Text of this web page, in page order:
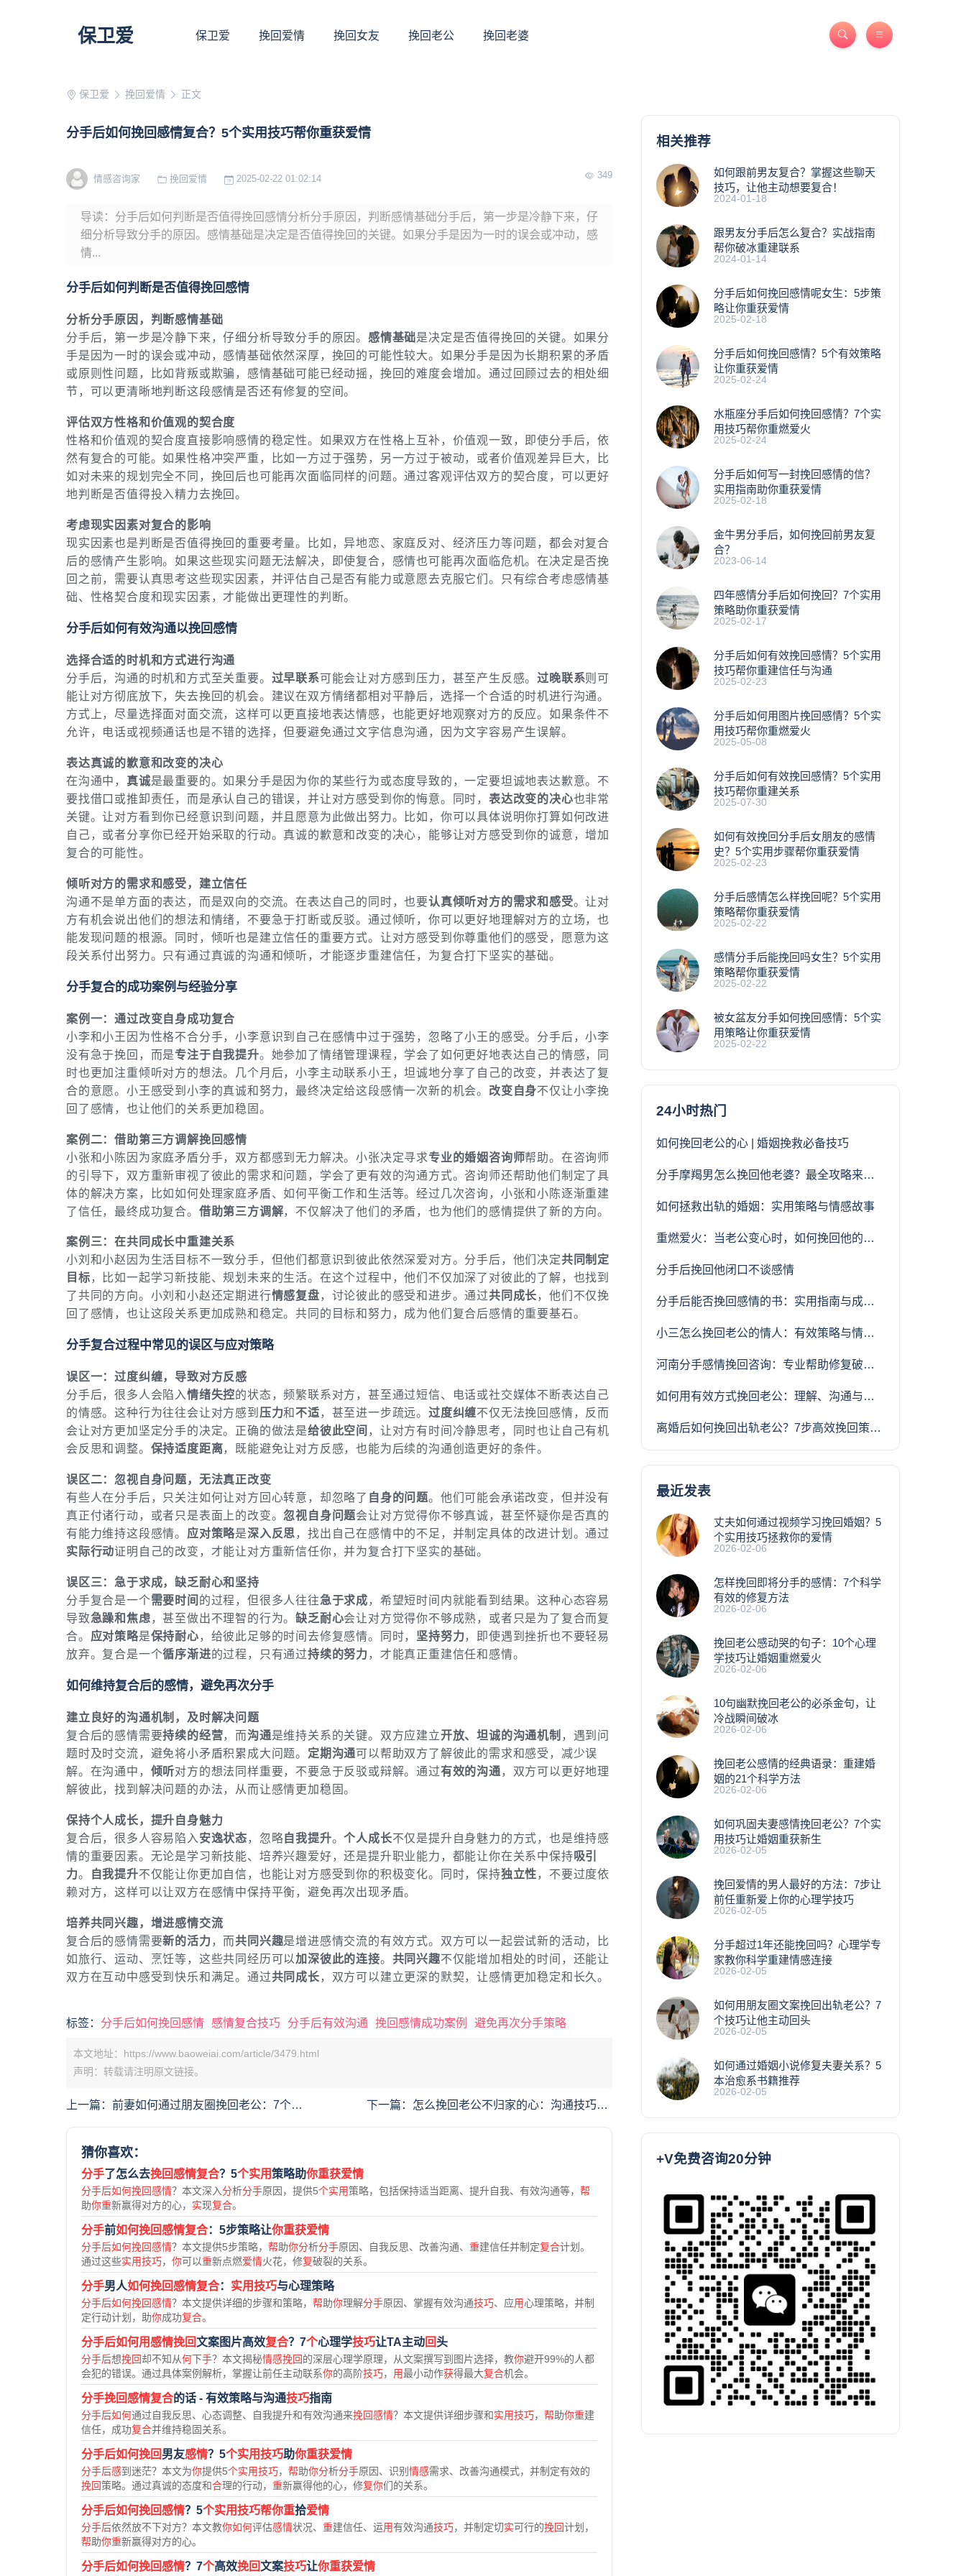
保卫爱 保卫爱 挽回爱情 挽回女友 挽回老公 挽回老婆
保卫爱 挽回爱情 正文
分手后如何挽回感情复合？5个实用技巧帮你重获爱情
情感咨询家 挽回爱情 2025-02-22 01:02:14 349
导读：分手后如何判断是否值得挽回感情分析分手原因，判断感情基础分手后，第一步是冷静下来，仔
细分析导致分手的原因。感情基础是决定是否值得挽回的关键。如果分手是因为一时的误会或冲动，感
情...
分手后如何判断是否值得挽回感情
分析分手原因，判断感情基础
分手后，第一步是冷静下来，仔细分析导致分手的原因。 感情基础是决定是否值得挽回的关键。如果分
手是因为一时的误会或冲动，感情基础依然深厚，挽回的可能性较大。如果分手是因为长期积累的矛盾
或原则性问题，比如背叛或欺骗，感情基础可能已经动摇，挽回的难度会增加。通过回顾过去的相处细
节，可以更清晰地判断这段感情是否还有修复的空间。
评估双方性格和价值观的契合度
性格和价值观的契合度直接影响感情的稳定性。如果双方在性格上互补，价值观一致，即使分手后，依
然有复合的可能。如果性格冲突严重，比如一方过于强势，另一方过于被动，或者价值观差异巨大，比
如对未来的规划完全不同，挽回后也可能再次面临同样的问题。通过客观评估双方的契合度，可以更好
地判断是否值得投入精力去挽回。
考虑现实因素对复合的影响
现实因素也是判断是否值得挽回的重要考量。比如，异地恋、家庭反对、经济压力等问题，都会对复合
后的感情产生影响。如果这些现实问题无法解决，即使复合，感情也可能再次面临危机。在决定是否挽
回之前，需要认真思考这些现实因素，并评估自己是否有能力或意愿去克服它们。只有综合考虑感情基
础、性格契合度和现实因素，才能做出更理性的判断。
分手后如何有效沟通以挽回感情
选择合适的时机和方式进行沟通
分手后，沟通的时机和方式至关重要。 过早联系可能会让对方感到压力，甚至产生反感。过晚联系则可
能让对方彻底放下，失去挽回的机会。建议在双方情绪都相对平静后，选择一个合适的时机进行沟通。
方式上，尽量选择面对面交流，这样可以更直接地表达情感，也能更好地观察对方的反应。如果条件不
允许，电话或视频通话也是不错的选择，但要避免通过文字信息沟通，因为文字容易产生误解。
表达真诚的歉意和改变的决心
在沟通中， 真诚是最重要的。如果分手是因为你的某些行为或态度导致的，一定要坦诚地表达歉意。不
要找借口或推卸责任，而是承认自己的错误，并让对方感受到你的悔意。同时， 表达改变的决心也非常
关键。让对方看到你已经意识到问题，并且愿意为此做出努力。比如，你可以具体说明你打算如何改进
自己，或者分享你已经开始采取的行动。真诚的歉意和改变的决心，能够让对方感受到你的诚意，增加
复合的可能性。
倾听对方的需求和感受，建立信任
沟通不是单方面的表达，而是双向的交流。在表达自己的同时，也要认真倾听对方的需求和感受。让对
方有机会说出他们的想法和情绪，不要急于打断或反驳。通过倾听，你可以更好地理解对方的立场，也
能发现问题的根源。同时，倾听也是建立信任的重要方式。让对方感受到你尊重他们的感受，愿意为这
段关系付出努力。只有通过真诚的沟通和倾听，才能逐步重建信任，为复合打下坚实的基础。
分手复合的成功案例与经验分享
案例一：通过改变自身成功复合
小李和小王因为性格不合分手，小李意识到自己在感情中过于强势，忽略了小王的感受。分手后，小李
没有急于挽回，而是专注于自我提升。她参加了情绪管理课程，学会了如何更好地表达自己的情感，同
时也更加注重倾听对方的想法。几个月后，小李主动联系小王，坦诚地分享了自己的改变，并表达了复
合的意愿。小王感受到小李的真诚和努力，最终决定给这段感情一次新的机会。 改变自身不仅让小李挽
回了感情，也让他们的关系更加稳固。
案例二：借助第三方调解挽回感情
小张和小陈因为家庭矛盾分手，双方都感到无力解决。小张决定寻求专业的婚姻咨询师帮助。在咨询师
的引导下，双方重新审视了彼此的需求和问题，学会了更有效的沟通方式。咨询师还帮助他们制定了具
体的解决方案，比如如何处理家庭矛盾、如何平衡工作和生活等。经过几次咨询，小张和小陈逐渐重建
了信任，最终成功复合。 借助第三方调解，不仅解决了他们的矛盾，也为他们的感情提供了新的方向。
案例三：在共同成长中重建关系
小刘和小赵因为生活目标不一致分手，但他们都意识到彼此依然深爱对方。分手后，他们决定共同制定
目标 ，比如一起学习新技能、规划未来的生活。在这个过程中，他们不仅加深了对彼此的了解，也找到
了共同的方向。小刘和小赵还定期进行情感复盘 ，讨论彼此的感受和进步。通过共同成长 ，他们不仅挽
回了感情，也让这段关系更加成熟和稳定。共同的目标和努力，成为他们复合后感情的重要基石。
分手复合过程中常见的误区与应对策略
误区一：过度纠缠，导致对方反感
分手后，很多人会陷入情绪失控的状态，频繁联系对方，甚至通过短信、电话或社交媒体不断表达自己
的情感。这种行为往往会让对方感到 压力和 不适 ，甚至进一步疏远。过度纠缠不仅无法挽回感情，反而
会让对方更加坚定分手的决定。正确的做法是给彼此空间 ，让对方有时间冷静思考，同时也让自己有机
会反思和调整。 保持适度距离，既能避免让对方反感，也能为后续的沟通创造更好的条件。
误区二：忽视自身问题，无法真正改变
有些人在分手后，只关注如何让对方回心转意，却忽略了 自身的问题。他们可能会承诺改变，但并没有
真正付诸行动，或者只是表面上的改变。 忽视自身问题会让对方觉得你不够真诚，甚至怀疑你是否真的
有能力维持这段感情。 应对策略是深入反思 ，找出自己在感情中的不足，并制定具体的改进计划。通过
实际行动证明自己的改变，才能让对方重新信任你，并为复合打下坚实的基础。
误区三：急于求成，缺乏耐心和坚持
分手复合是一个需要时间 的过程，但很多人往往急于求成 ，希望短时间内就能看到结果。这种心态容易
导致急躁和焦虑 ，甚至做出不理智的行为。缺乏耐心会让对方觉得你不够成熟，或者只是为了复合而复
合。 应对策略是保持耐心 ，给彼此足够的时间去修复感情。同时， 坚持努力 ，即使遇到挫折也不要轻易
放弃。复合是一个循序渐进的过程，只有通过持续的努力 ，才能真正重建信任和感情。
如何维持复合后的感情，避免再次分手
建立良好的沟通机制，及时解决问题
复合后的感情需要持续的经营，而沟通是维持关系的关键。双方应建立开放、坦诚的沟通机制 ，遇到问
题时及时交流，避免将小矛盾积累成大问题。 定期沟通可以帮助双方了解彼此的需求和感受，减少误
解。在沟通中， 倾听对方的想法同样重要，不要急于反驳或辩解。通过有效的沟通 ，双方可以更好地理
解彼此，找到解决问题的办法，从而让感情更加稳固。
保持个人成长，提升自身魅力
复合后，很多人容易陷入 安逸状态 ，忽略自我提升。个人成长不仅是提升自身魅力的方式，也是维持感
情的重要因素。无论是学习新技能、培养兴趣爱好，还是提升职业能力，都能让你在关系中保持吸引
力。 自我提升不仅能让你更加自信，也能让对方感受到你的积极变化。同时，保持独立性 ，不要过度依
赖对方，这样可以让双方在感情中保持平衡，避免再次出现矛盾。
培养共同兴趣，增进感情交流
复合后的感情需要新的活力 ，而共同兴趣是增进感情交流的有效方式。双方可以一起尝试新的活动，比
如旅行、运动、烹饪等，这些共同经历可以加深彼此的连接。 共同兴趣不仅能增加相处的时间，还能让
双方在互动中感受到快乐和满足。通过共同成长 ，双方可以建立更深的默契，让感情更加稳定和长久。
标签： 分手后如何挽回感情 感情复合技巧 分手后有效沟通 挽回感情成功案例 避免再次分手策略
本文地址：https://www.baoweiai.com/article/3479.html
声明：转载请注明原文链接。
上一篇： 前妻如何通过朋友圈挽回老公：7个实
下一篇： 怎么挽回老公不归家的心：沟通技巧与
猜你喜欢：
分手了怎么去挽回感情复合？5个实用策略助你重获爱情
分手后如何挽回感情？本文深入分析分手原因，提供5个实用策略，包括保持适当距离、提升自我、有效沟通等， 帮
助你重新赢得对方的心， 实现复合。
分手前如何挽回感情复合：5步策略让你重获爱情
分手后如何挽回感情？本文提供5步策略， 帮助你分析分手原因、自我反思、改善沟通、 重建信任并制定复合计划。
通过这些实用技巧， 你可以重新点燃爱情火花，修复破裂的关系。
分手男人如何挽回感情复合： 实用技巧与心理策略
分手后如何挽回感情？本文提供详细的步骤和策略， 帮助你理解分手原因、掌握有效沟通技巧、应用心理策略，并制
定行动计划，助你成功复合。
分手后如何用感情挽回文案图片高效复合？7个心理学技巧让TA主动回 头
分手后想挽回却不知从何下手？本文揭秘情感挽回的深层心理学原理，从文案撰写到图片选择，教你避开99%的人都
会犯的错误。通过具体案例解析，掌握让前任主动联系你的高阶技巧， 用最小动作获得最大复合机会。
分手挽回感情复合的话 - 有效策略与沟通技巧指南
分手后如何通过自我反思、心态调整、自我提升和有效沟通来挽回感情？本文提供详细步骤和实用技巧， 帮助你重建
信任，成功复合并维持稳固关系。
分手后如何挽回 男友感情？5个实用技巧助你重获爱情
分手后感到迷茫？本文为你提供5个实用技巧， 帮助你分析分手原因、识别 情感需求、改善沟通模式，并制定有效的
挽回策略。通过真诚的态度和合理的行动， 重新赢得他的心，修复你们的关系。
分手后如何挽回感情？5个实用技巧帮你重拾爱情
分手后依然放不下对方？本文教你如何评估感情状况、 重建信任、运用有效沟通技巧，并制定切实可行的挽回计划，
帮助你重新赢得对方的心。
分手后如何挽回感情？7个高效挽回文案技巧让你重获爱情
相关推荐
如何跟前男友复合？掌握这些聊天
技巧，让他主动想要复合！
2024-01-18
跟男友分手后怎么复合？实战指南
帮你破冰重建联系
2024-01-14
分手后如何挽回感情呢女生：5步策
略让你重获爱情
2025-02-18
分手后如何挽回感情？5个有效策略
让你重获爱情
2025-02-24
水瓶座分手后如何挽回感情？7个实
用技巧帮你重燃爱火
2025-02-24
分手后如何写一封挽回感情的信？
实用指南助你重获爱情
2025-02-18
金牛男分手后，如何挽回前男友复
合？
2023-06-14
四年感情分手后如何挽回？7个实用
策略助你重获爱情
2025-02-17
分手后如何有效挽回感情？5个实用
技巧帮你重建信任与沟通
2025-02-23
分手后如何用图片挽回感情？5个实
用技巧帮你重燃爱火
2025-05-08
分手后如何有效挽回感情？5个实用
技巧帮你重建关系
2025-07-30
如何有效挽回分手后女朋友的感情
史？5个实用步骤帮你重获爱情
2025-02-23
分手后感情怎么样挽回呢？5个实用
策略帮你重获爱情
2025-02-22
感情分手后能挽回吗女生？5个实用
策略帮你重获爱情
2025-02-22
被女盆友分手如何挽回感情：5个实
用策略让你重获爱情
2025-02-22
24小时热门
如何挽回老公的心 | 婚姻挽救必备技巧
分手摩羯男怎么挽回他老婆？最全攻略来了！
如何拯救出轨的婚姻：实用策略与情感故事
重燃爱火：当老公变心时，如何挽回他的爱意与关注
分手后挽回他闭口不谈感情
分手后能否挽回感情的书：实用指南与成功策略
小三怎么挽回老公的情人：有效策略与情感修复指南
河南分手感情挽回咨询：专业帮助修复破裂关系，重拾幸福
如何用有效方式挽回老公：理解、沟通与重建信任的全面指南
离婚后如何挽回出轨老公？7步高效挽回策略帮你重建幸福婚姻
最近发表
丈夫如何通过视频学习挽回婚姻？5
个实用技巧拯救你的爱情
2026-02-06
怎样挽回即将分手的感情：7个科学
有效的修复方法
2026-02-06
挽回老公感动哭的句子：10个心理
学技巧让婚姻重燃爱火
2026-02-06
10句幽默挽回老公的必杀金句，让
冷战瞬间破冰
2026-02-06
挽回老公感情的经典语录：重建婚
姻的21个科学方法
2026-02-06
如何巩固夫妻感情挽回老公？7个实
用技巧让婚姻重获新生
2026-02-05
挽回爱情的男人最好的方法：7步让
前任重新爱上你的心理学技巧
2026-02-05
分手超过1年还能挽回吗？心理学专
家教你科学重建情感连接
2026-02-05
如何用朋友圈文案挽回出轨老公？7
个技巧让他主动回头
2026-02-05
如何通过婚姻小说修复夫妻关系？5
本治愈系书籍推荐
2026-02-05
+V免费咨询20分钟